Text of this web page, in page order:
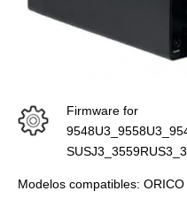
Firmware for
Modelos compatibles: ORICO